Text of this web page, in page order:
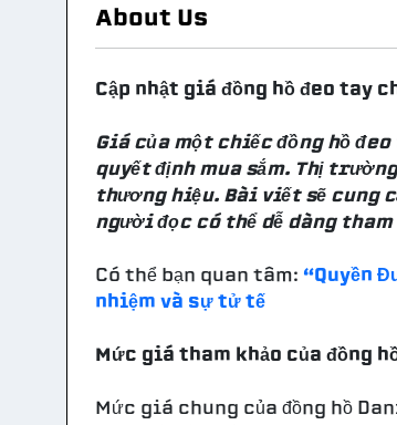
About Us
Cập nhật giá đồng hồ đeo tay
Giá của một chiếc đồng hồ
quyết định mua sắm. Thị
thương hiệu. Bài viết sẽ cung
người đọc có thể dễ dàng
Có thể bạn quan tâm: “Quyền
nhiệm và sự tử tế
Mức giá tham khảo của đồng
Mức giá chung của đồng hồ